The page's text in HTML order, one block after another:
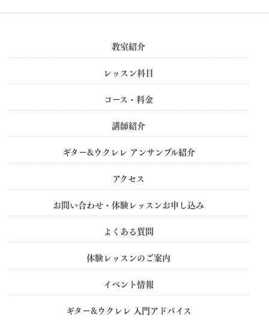
教室紹介
レッスン科目
コース・料金
講師紹介
ギター&ウクレレ アンサンブル紹介
アクセス
お問い合わせ・体験レッスンお申し込み
よくある質問
体験レッスンのご案内
イベント情報
ギター&ウクレレ 入門アドバイス